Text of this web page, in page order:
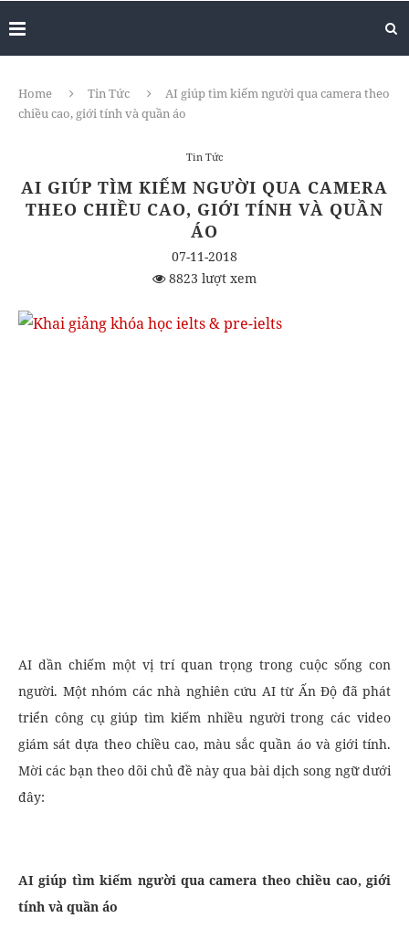
Home Tin Tức
AI giúp tìm kiếm người qua camera theo
chiều cao, giới tính và quần áo
Tin Tức
AI GIÚP TÌM KIẾM NGƯỜI QUA CAMERA
THEO CHIỀU CAO, GIỚI TÍNH VÀ QUẦN
ÁO
07-11-2018
8823 lượt xem
AI dần chiếm một vị trí quan trọng trong cuộc sống con
người. Một nhóm các nhà nghiên cứu AI từ Ấn Độ đã phát
triển công cụ giúp tìm kiếm nhiều người trong các video
giám sát dựa theo chiều cao, màu sắc quần áo và giới tính.
Mời các bạn theo dõi chủ đề này qua bài dịch song ngữ dưới
đây:
AI giúp tìm kiếm người qua camera theo chiều cao, giới
tính và quần áo